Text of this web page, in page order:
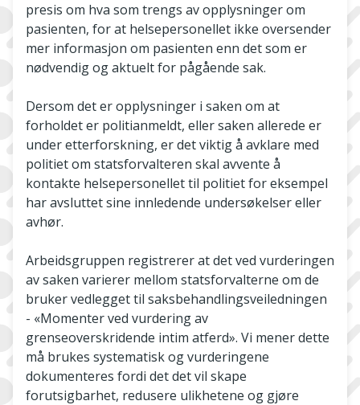
presis om hva som trengs av opplysninger om
pasienten, for at helsepersonellet ikke oversender
mer informasjon om pasienten enn det som er
nødvendig og aktuelt for pågående sak.
Dersom det er opplysninger i saken om at
forholdet er politianmeldt, eller saken allerede er
under etterforskning, er det viktig å avklare med
politiet om statsforvalteren skal avvente å
kontakte helsepersonellet til politiet for eksempel
har avsluttet sine innledende undersøkelser eller
avhør.
Arbeidsgruppen registrerer at det ved vurderingen
av saken varierer mellom statsforvalterne om de
bruker vedlegget til saksbehandlingsveiledningen
- «Momenter ved vurdering av
grenseoverskridende intim atferd». Vi mener dette
må brukes systematisk og vurderingene
dokumenteres fordi det det vil skape
forutsigbarhet, redusere ulikhetene og gjøre